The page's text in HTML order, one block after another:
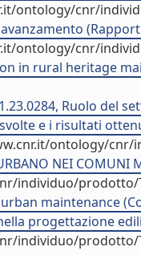
ontology/cnr/
ontology/cnr/
in rural heritage
Ruolo del
e i risultati
ontology/cnr/
NEI
individuo/prodotto/
maintenance
progettazione
individuo/prodotto/